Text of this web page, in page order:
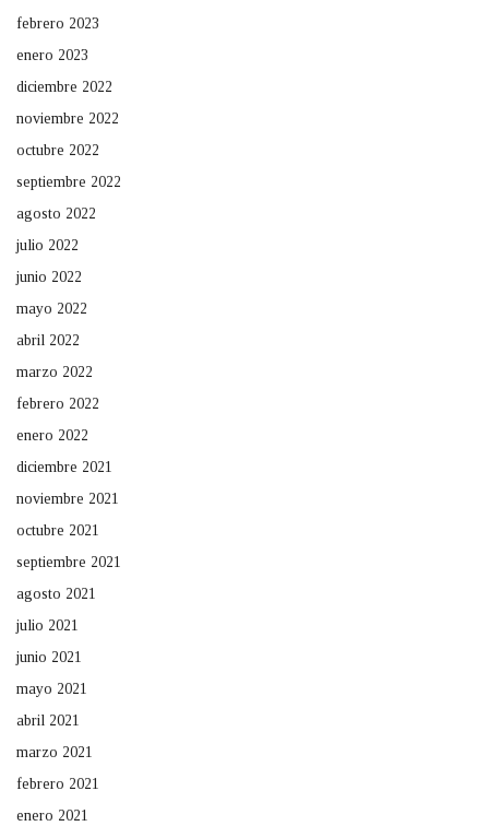
febrero 2023
enero 2023
diciembre 2022
noviembre 2022
octubre 2022
septiembre 2022
agosto 2022
julio 2022
junio 2022
mayo 2022
abril 2022
marzo 2022
febrero 2022
enero 2022
diciembre 2021
noviembre 2021
octubre 2021
septiembre 2021
agosto 2021
julio 2021
junio 2021
mayo 2021
abril 2021
marzo 2021
febrero 2021
enero 2021